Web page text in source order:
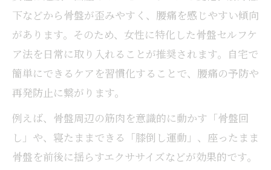
下などから骨盤が歪みやすく、腰痛を感じやすい傾向
があります。そのため、女性に特化した骨盤セルフケ
ア法を日常に取り入れることが推奨されます。自宅で
簡単にできるケアを習慣化することで、腰痛の予防や
再発防止に繋がります。
例えば、骨盤周辺の筋肉を意識的に動かす「骨盤回
し」や、寝たままできる「膝倒し運動」、座ったまま
骨盤を前後に揺らすエクササイズなどが効果的です。